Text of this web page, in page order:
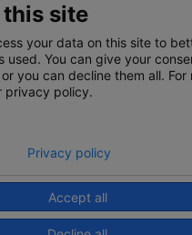
LEGRAND PORTUGAL
LEGRAND NO MUNDO
Legrand. Todos os direitos reservados.
site
your data on this site to
used. You can give your
you can decline them all. For
privacy policy.
Accept all
Privacy policy